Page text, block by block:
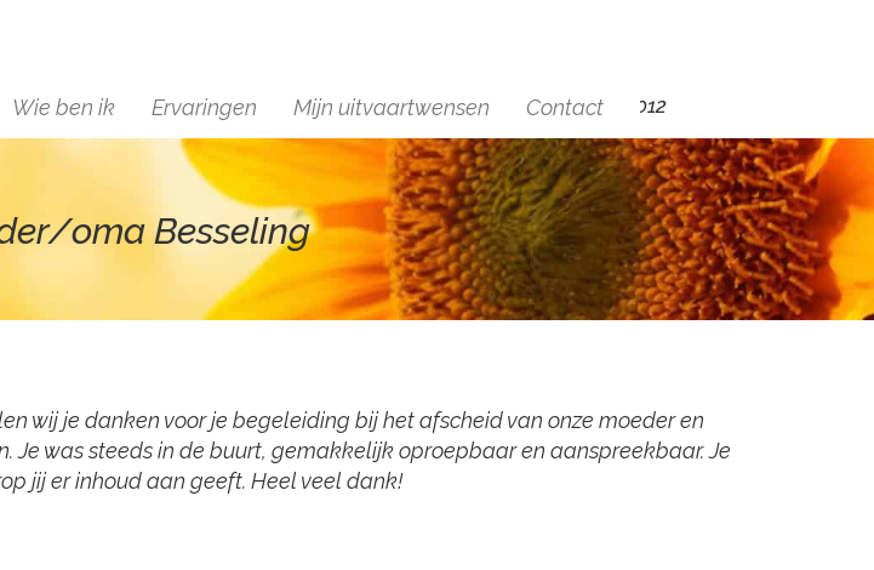
+(31)6 29454012
Wie ben ik Ervaringen Mijn uitvaartwensen Contact
oma Besseling
wij je danken voor je begeleiding bij het afscheid van onze moeder en
Je was steeds in de buurt, gemakkelijk oproepbaar en aanspreekbaar. Je
jij er inhoud aan geeft. Heel veel dank!